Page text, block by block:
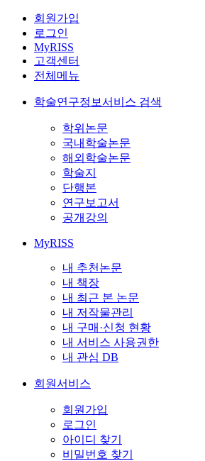
회원가입
로그인
MyRISS
고객센터
전체메뉴
학술연구정보서비스 검색
학위논문
국내학술논문
해외학술논문
학술지
단행본
연구보고서
공개강의
MyRISS
내 추천논문
내 책장
내 최근 본 논문
내 저작물관리
내 구매·신청 현황
내 서비스 사용권한
내 관심 DB
회원서비스
회원가입
로그인
아이디 찾기
비밀번호 찾기